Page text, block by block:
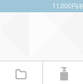
11,000円(